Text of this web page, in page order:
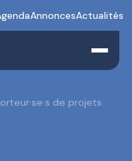
AnnoncesActualités
de projets